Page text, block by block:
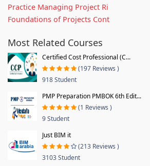
Practice Managing Project Ri
Foundations of Projects Cont
Most Related Courses
Certified Cost Professional (C...
(197 Reviews )
918 Student
PMP Preparation PMBOK 6th Edit...
(1 Reviews )
9 Student
Just BIM it
(213 Reviews )
3103 Student